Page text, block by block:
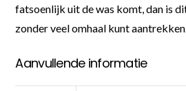
fatsoenlijk uit de was komt, dan is
zonder veel omhaal kunt
Aanvullende informatie